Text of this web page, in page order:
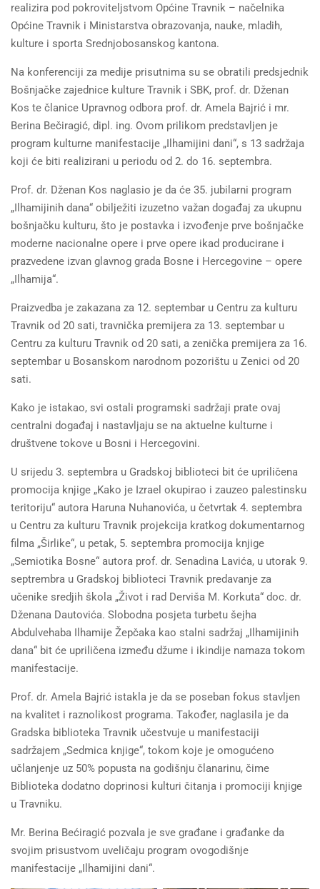
realizira pod pokroviteljstvom Općine Travnik – načelnika
Općine Travnik i Ministarstva obrazovanja, nauke, mladih,
kulture i sporta Srednjobosanskog kantona.
Na konferenciji za medije prisutnima su se obratili predsjednik
Bošnjačke zajednice kulture Travnik i SBK, prof. dr. Dženan
Kos te članice Upravnog odbora prof. dr. Amela Bajrić i mr.
Berina Bečiragić, dipl. ing. Ovom prilikom predstavljen je
program kulturne manifestacije „Ilhamijini dani“, s 13 sadržaja
koji će biti realizirani u periodu od 2. do 16. septembra.
Prof. dr. Dženan Kos naglasio je da će 35. jubilarni program
„Ilhamijinih dana“ obilježiti izuzetno važan događaj za ukupnu
bošnjačku kulturu, što je postavka i izvođenje prve bošnjačke
moderne nacionalne opere i prve opere ikad producirane i
prazvedene izvan glavnog grada Bosne i Hercegovine – opere
„Ilhamija“.
Praizvedba je zakazana za 12. septembar u Centru za kulturu
Travnik od 20 sati, travnička premijera za 13. septembar u
Centru za kulturu Travnik od 20 sati, a zenička premijera za 16.
septembar u Bosanskom narodnom pozorištu u Zenici od 20
sati.
Kako je istakao, svi ostali programski sadržaji prate ovaj
centralni događaj i nastavljaju se na aktuelne kulturne i
društvene tokove u Bosni i Hercegovini.
U srijedu 3. septembra u Gradskoj biblioteci bit će upriličena
promocija knjige „Kako je Izrael okupirao i zauzeo palestinsku
teritoriju“ autora Haruna Nuhanovića, u četvrtak 4. septembra
u Centru za kulturu Travnik projekcija kratkog dokumentarnog
filma „Širlike“, u petak, 5. septembra promocija knjige
„Semiotika Bosne“ autora prof. dr. Senadina Lavića, u utorak 9.
septrembra u Gradskoj biblioteci Travnik predavanje za
učenike sredjih škola „Život i rad Derviša M. Korkuta“ doc. dr.
Dženana Dautovića. Slobodna posjeta turbetu šejha
Abdulvehaba Ilhamije Žepčaka kao stalni sadržaj „Ilhamijinih
dana“ bit će upriličena između džume i ikindije namaza tokom
manifestacije.
Prof. dr. Amela Bajrić istakla je da se poseban fokus stavljen
na kvalitet i raznolikost programa. Također, naglasila je da
Gradska biblioteka Travnik učestvuje u manifestaciji
sadržajem „Sedmica knjige“, tokom koje je omogućeno
učlanjenje uz 50% popusta na godišnju članarinu, čime
Biblioteka dodatno doprinosi kulturi čitanja i promociji knjige
u Travniku.
Mr. Berina Bećiragić pozvala je sve građane i građanke da
svojim prisustvom uveličaju program ovogodišnje
manifestacije „Ilhamijini dani“.